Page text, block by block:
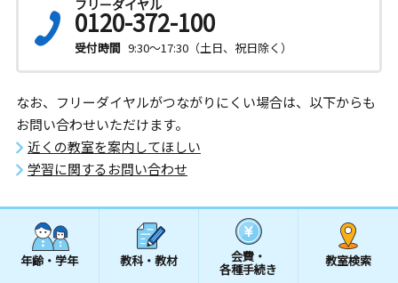
フリーダイヤル
0120-372-100
受付時間 9:30～17:30（土日、祝日除く）
なお、フリーダイヤルがつながりにくい場合は、以下からも
お問い合わせいただけます。
近くの教室を案内してほしい
学習に関するお問い合わせ
年齢・学年 教科・教材 会費・
各種手続き
教室検索